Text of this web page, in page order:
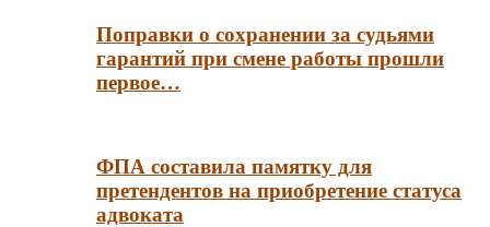
Поправки о сохранении за судьями
гарантий при смене работы прошли
первое…
ФПА составила памятку для
претендентов на приобретение статуса
адвоката